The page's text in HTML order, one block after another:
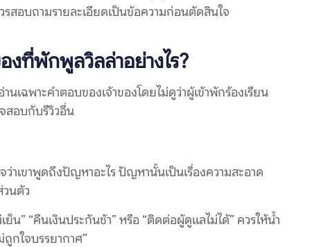
สอบถามรายละเอียดเป็นข้อความก่อนตัดสินใจ
งที่พักพูลวิลล่าอย่างไร?
เฉพาะคำตอบของเจ้าของโดยไม่ดูว่าผู้เข้าพักร้องเรียน
สอบกับรีวิวอื่น
ว่าเขาพูดถึงปัญหาอะไร ปัญหานั้นเป็นเรื่องความสะอาด
วนตัว
ย็น” “คืนเงินประกันช้า” หรือ “ติดต่อผู้ดูแลไม่ได้” ควรให้น้ำ
ถูกใจบรรยากาศ”